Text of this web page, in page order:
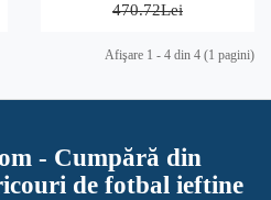
470.72Lei
Afişare 1 - 4 din 4 (1 pagini)
- Cumpără din
de fotbal ieftine